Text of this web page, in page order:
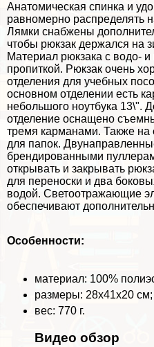
Анатомическая спинка и
равномерно распределять
Лямки снабжены
чтобы рюкзак держался на
Материал рюкзака с водо-
пропиткой. Рюкзак очень
отделения для учебных
основном отделении есть
небольшого ноутбука 13\".
отделение оснащено
тремя карманами. Также на
для папок.
брендированными
открывать и закрывать
для переноски и два
водой. Светоотражающие
обеспечивают
Особенности:
материал: 100%
размеры: 28х41х20 см;
вес: 770 г.
Видео обзор